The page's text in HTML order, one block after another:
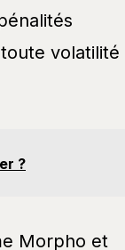
volatilité
?
Morpho et